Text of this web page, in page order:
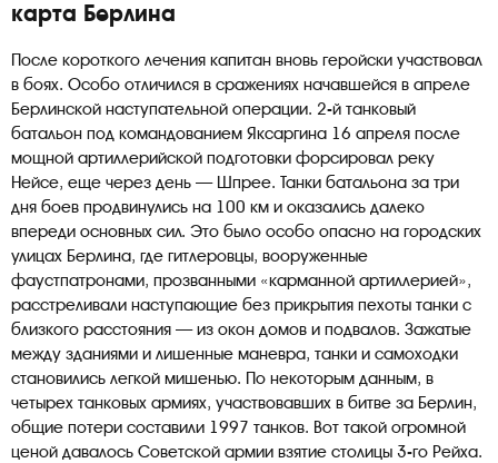
карта Берлина
После короткого лечения капитан вновь геройски участвовал
в боях. Особо отличился в сражениях начавшейся в апреле
Берлинской наступательной операции. 2-й танковый
батальон под командованием Яксаргина 16 апреля после
мощной артиллерийской подготовки форсировал реку
Нейсе, еще через день — Шпрее. Танки батальона за три
дня боев продвинулись на 100 км и оказались далеко
впереди основных сил. Это было особо опасно на городских
улицах Берлина, где гитлеровцы, вооруженные
фаустпатронами, прозванными «карманной артиллерией»,
расстреливали наступающие без прикрытия пехоты танки с
близкого расстояния — из окон домов и подвалов. Зажатые
между зданиями и лишенные маневра, танки и самоходки
становились легкой мишенью. По некоторым данным, в
четырех танковых армиях, участвовавших в битве за Берлин,
общие потери составили 1997 танков. Вот такой огромной
ценой давалось Советской армии взятие столицы 3-го Рейха.